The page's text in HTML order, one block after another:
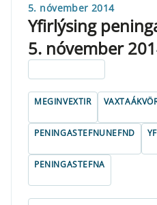
5. nóvember 2014
Yfirlýsing
5. nóvember
MEGINVEXTIR
PENINGASTEFNUNEFND
PENINGASTEFNA